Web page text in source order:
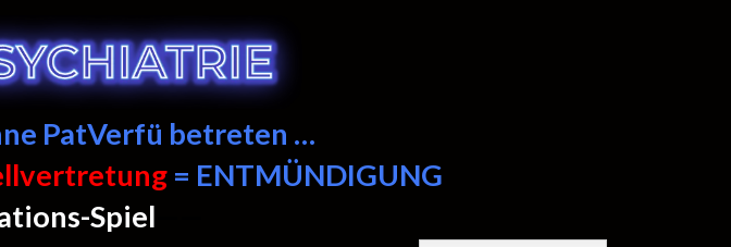
PatVerfü betreten …
= ENTMÜNDIGUNG
Spiel